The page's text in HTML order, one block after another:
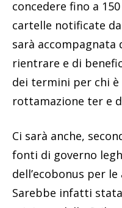
concedere fino a
cartelle notificate
sarà
rientrare e di
dei termini per chi è
rottamazione ter e
Ci sarà anche,
fonti di governo
dell’ecobonus per
Sarebbe infatti